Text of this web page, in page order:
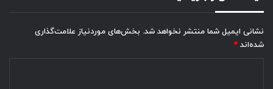
نشانی ایمیل شما منتشر نخواهد شد. بخش‌های موردنیاز علامت‌گذاری
شده‌اند *